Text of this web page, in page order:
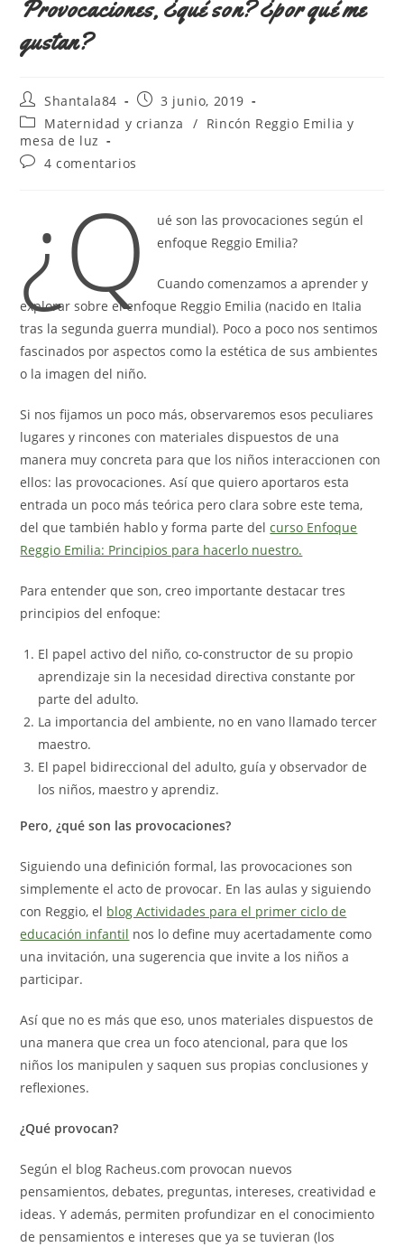
Provocaciones, ¿qué son? ¿por qué me
gustan?
Autor
de
la
entrada:
Shantala84
Publicación
de
la
3 junio, 2019
Categoría
de
la
entrada:
Maternidad y crianza / Rincón Reggio Emilia y
mesa de luz
Comentarios
4 comentarios
¿Q
ué son las provocaciones según el
enfoque Reggio Emilia?
Cuando comenzamos a aprender y
explorar sobre el enfoque Reggio Emilia (nacido en Italia
tras la segunda guerra mundial). Poco a poco nos sentimos
fascinados por aspectos como la estética de sus ambientes
o la imagen del niño.
Si nos fijamos un poco más, observaremos esos peculiares
lugares y rincones con materiales dispuestos de una
manera muy concreta para que los niños interaccionen con
ellos: las provocaciones. Así que quiero aportaros esta
entrada un poco más teórica pero clara sobre este tema,
del que también hablo y forma parte delcurso Enfoque
Reggio Emilia: Principios para hacerlo nuestro.
Para entender que son, creo importante destacar tres
principios del enfoque:
El papel activo del niño, co-constructor de su propio
aprendizaje sin la necesidad directiva constante por
parte del adulto.
La importancia del ambiente, no en vano llamado tercer
maestro.
El papel bidireccional del adulto, guía y observador de
los niños, maestro y aprendiz.
Pero, ¿qué son las provocaciones?
Siguiendo una definición formal, las provocaciones son
simplemente el acto de provocar. En las aulas y siguiendo
con Reggio, el blog Actividades para el primer ciclo de
educación infantil nos lo define muy acertadamente como
una invitación, una sugerencia que invite a los niños a
participar.
Así que no es más que eso, unos materiales dispuestos de
una manera que crea un foco atencional, para que los
niños los manipulen y saquen sus propias conclusiones y
reflexiones.
¿Qué provocan?
Según el blog Racheus.com provocan nuevos
pensamientos, debates, preguntas, intereses, creatividad e
ideas. Y además, permiten profundizar en el conocimiento
de pensamientos e intereses que ya se tuvieran (los